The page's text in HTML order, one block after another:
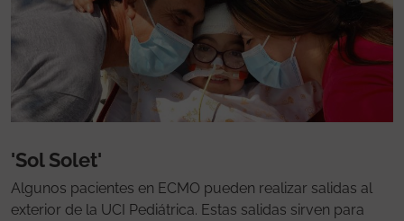
'Sol Solet'
Algunos pacientes en ECMO pueden realizar salidas al
exterior de la UCI Pediátrica. Estas salidas sirven para